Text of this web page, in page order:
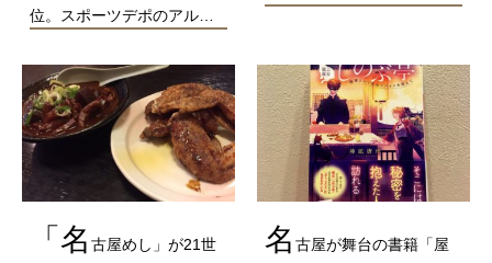
位。スポーツデポのアル…
「名 古屋めし」が21世
名 古屋が舞台の書籍「屋